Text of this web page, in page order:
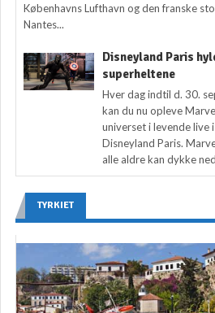
Københavns Lufthavn og den franske
Nantes...
Disneyland Paris
superheltene
Hver dag indtil d. 30.
kan du nu opleve
universet i levende live i
Disneyland Paris.
alle aldre kan dykke
TYRKIET